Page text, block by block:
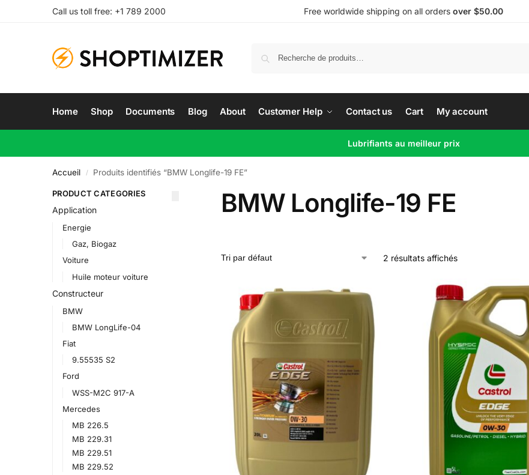
Call us toll free: +1 789 2000 Free worldwide shipping on all orders over $50.00
Home Shop Documents Blog About Customer Help Contact us Cart My account
Lubrifiants au meilleur prix
Accueil / Produits identifiés “BMW Longlife-19 FE”
BMW Longlife-19 FE
2 résultats affichés
PRODUCT CATEGORIES
Application
Energie
Gaz, Biogaz
Voiture
Huile moteur voiture
Constructeur
BMW
BMW LongLife-04
Fiat
9.55535 S2
Ford
WSS-M2C 917-A
Mercedes
MB 226.5
MB 229.31
MB 229.51
MB 229.52